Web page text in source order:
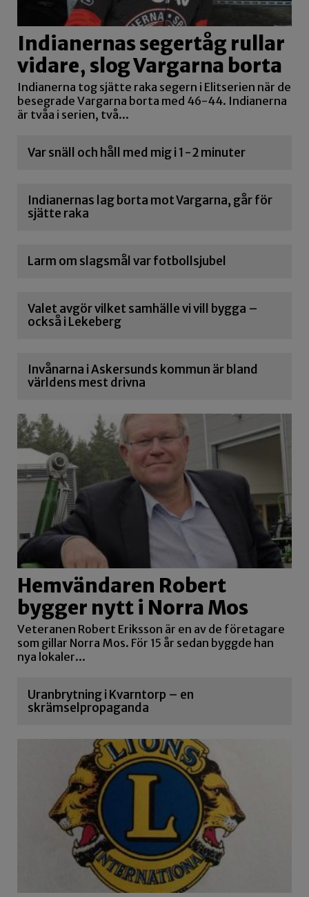
Indianernas segertåg rullar
vidare, slog Vargarna borta
Indianerna tog sjätte raka segern i Elitserien när de
besegrade Vargarna borta med 46-44. Indianerna
är tvåa i serien, två...
Var snäll och håll med mig i 1-2 minuter
Indianernas lag borta mot Vargarna, går för
sjätte raka
Larm om slagsmål var fotbollsjubel
Valet avgör vilket samhälle vi vill bygga –
också i Lekeberg
Invånarna i Askersunds kommun är bland
världens mest drivna
Hemvändaren Robert
bygger nytt i Norra Mos
Veteranen Robert Eriksson är en av de företagare
som gillar Norra Mos. För 15 år sedan byggde han
nya lokaler...
Uranbrytning i Kvarntorp – en
skrämselpropaganda